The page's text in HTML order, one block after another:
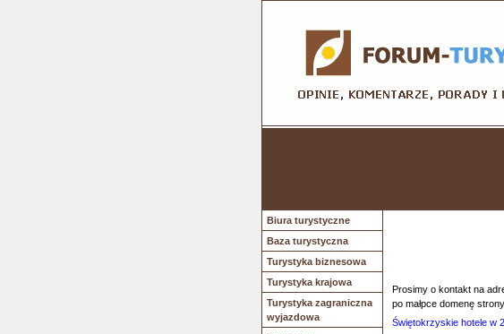
Biura turystyczne
Baza turystyczna
Turystyka biznesowa
Turystyka krajowa
Turystyka zagraniczna
wyjazdowa
Prosimy o kontakt na
po małpce domenę
Świętokrzyskie hotele w